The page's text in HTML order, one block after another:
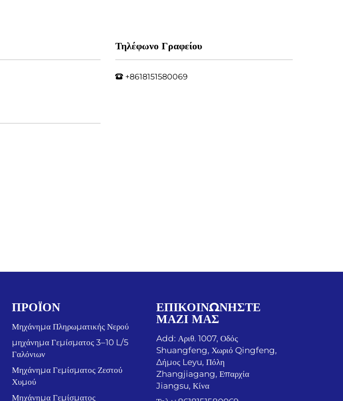
Τηλέφωνο Γραφείου
+8618151580069
ΠΡΟΪΌΝ
Μηχάνημα Πληρωματικής Νερού
μηχάνημα Γεμίσματος 3–10 L/5
Γαλόνιων
Μηχάνημα Γεμίσματος Ζεστού
Χυμού
Μηχάνημα Γεμίσματος
ΕΠΙΚΟΙΝΩΝΉΣΤΕ
ΜΑΖΊ ΜΑΣ
Add: Αριθ. 1007, Οδός
Shuangfeng, Χωριό Qingfeng,
Δήμος Leyu, Πόλη
Zhangjiagang, Επαρχία
Jiangsu, Κίνα